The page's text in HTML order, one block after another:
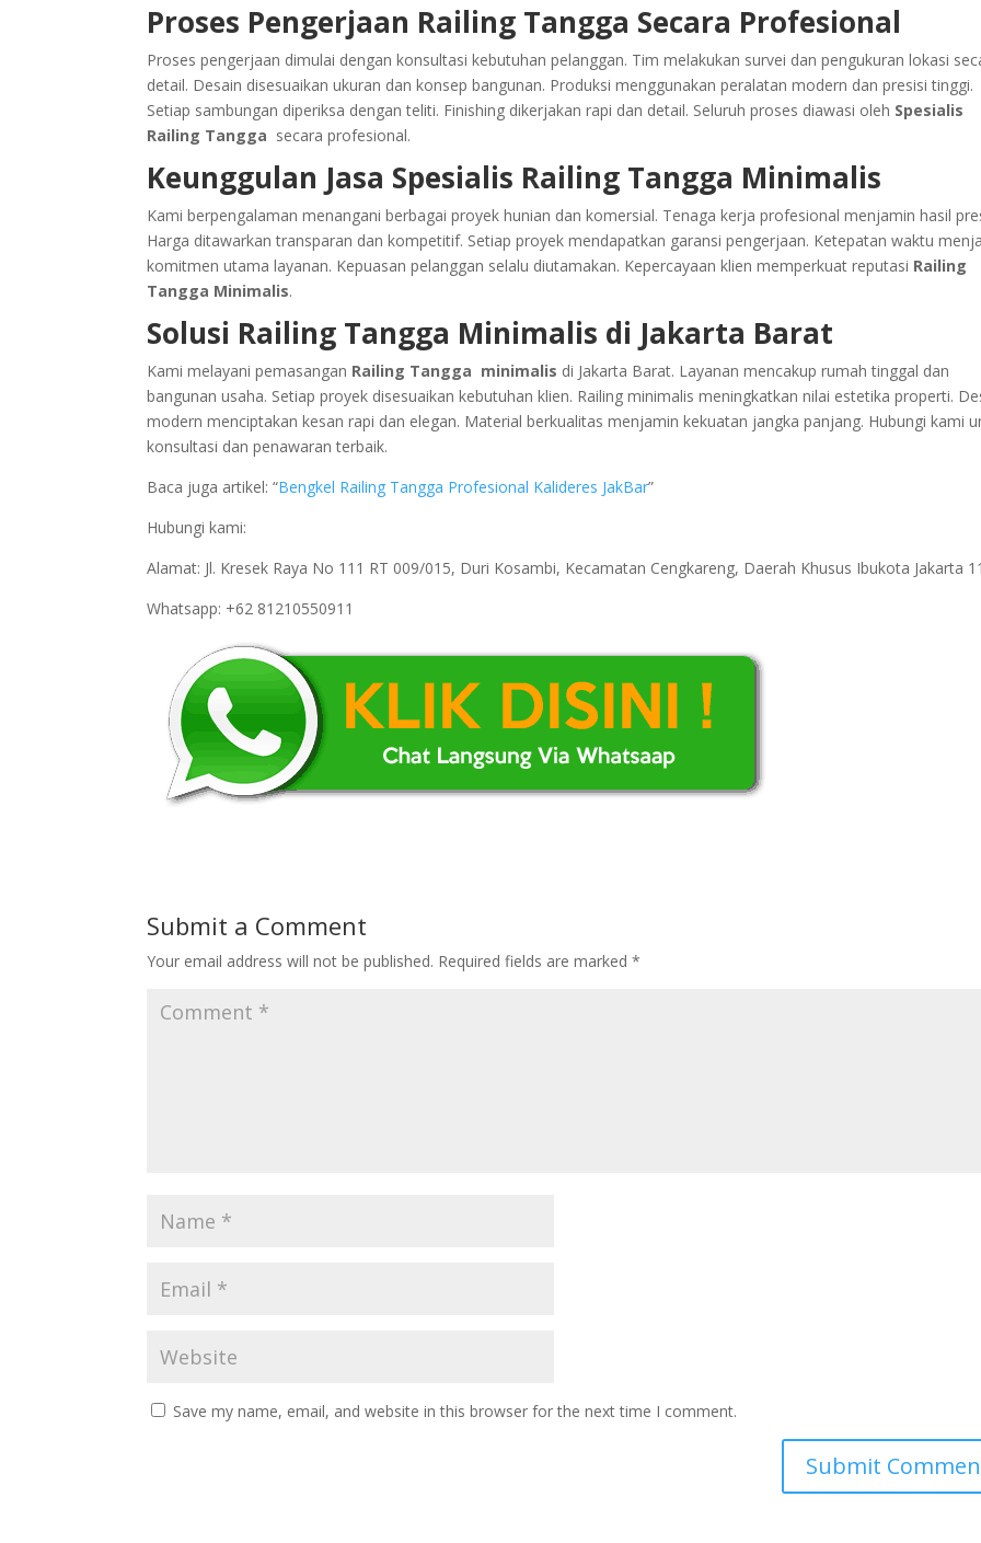
Proses Pengerjaan Railing Tangga Secara Profesional
Proses pengerjaan dimulai dengan konsultasi kebutuhan pelanggan. Tim melakukan survei dan pengukuran lokasi
detail. Desain disesuaikan ukuran dan konsep bangunan. Produksi menggunakan peralatan modern dan presisi tinggi.
Setiap sambungan diperiksa dengan teliti. Finishing dikerjakan rapi dan detail. Seluruh proses diawasi oleh Spesialis
Railing Tangga secara profesional.
Keunggulan Jasa Spesialis Railing Tangga Minimalis
Kami berpengalaman menangani berbagai proyek hunian dan komersial. Tenaga kerja profesional menjamin hasil
Harga ditawarkan transparan dan kompetitif. Setiap proyek mendapatkan garansi pengerjaan. Ketepatan waktu
komitmen utama layanan. Kepuasan pelanggan selalu diutamakan. Kepercayaan klien memperkuat reputasi Railing
Tangga Minimalis.
Solusi Railing Tangga Minimalis di Jakarta Barat
Kami melayani pemasangan Railing Tangga minimalis di Jakarta Barat. Layanan mencakup rumah tinggal dan
bangunan usaha. Setiap proyek disesuaikan kebutuhan klien. Railing minimalis meningkatkan nilai estetika properti.
modern menciptakan kesan rapi dan elegan. Material berkualitas menjamin kekuatan jangka panjang. Hubungi kami
konsultasi dan penawaran terbaik.
Baca juga artikel: “Bengkel Railing Tangga Profesional Kalideres JakBar”
Hubungi kami:
Alamat: Jl. Kresek Raya No 111 RT 009/015, Duri Kosambi, Kecamatan Cengkareng, Daerah Khusus Ibukota Jakarta
Whatsapp: +62 81210550911
Submit a Comment
Your email address will not be published. Required fields are marked*
Save my name, email, and website in this browser for the next time I comment.